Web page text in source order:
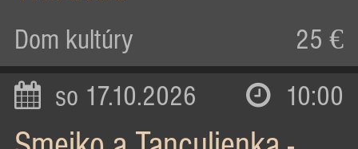
Dom kultúry 25 €
so 17.10.2026 10:00